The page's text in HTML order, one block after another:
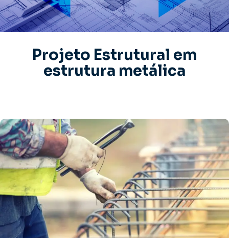
Projeto Estrutural em
estrutura metálica